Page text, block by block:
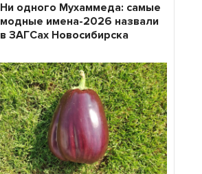
Ни одного Мухаммеда: самые
модные имена-2026 назвали
в ЗАГСах Новосибирска